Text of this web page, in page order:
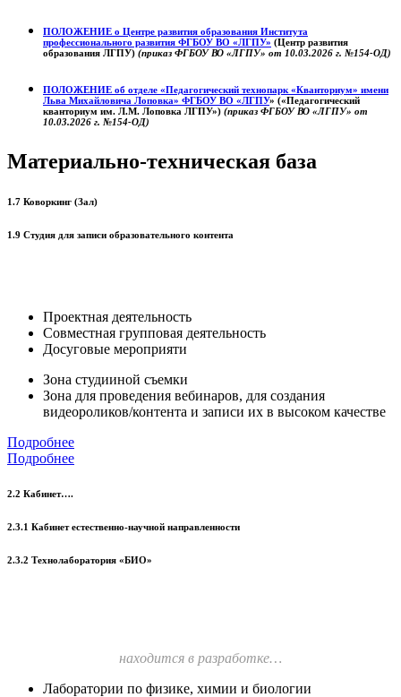
ПОЛОЖЕНИЕ о Центре развития образования Института
профессионального развития ФГБОУ ВО «ЛГПУ» (Центр развития
образования ЛГПУ) (приказ ФГБОУ ВО «ЛГПУ» от 10.03.2026 г. №154-ОД)
ПОЛОЖЕНИЕ об отделе «Педагогический технопарк «Кванториум» имени
Льва Михайловича Лоповка» ФГБОУ ВО «ЛГПУ» («Педагогический
кванториум им. Л.М. Лоповка ЛГПУ») (приказ ФГБОУ ВО «ЛГПУ» от
10.03.2026 г. №154-ОД)
Материально-техническая база
1.7 Коворкинг (Зал)
1.9 Студия для записи образовательного контента
Проектная деятельность
Совместная групповая деятельность
Досуговые мероприяти
Зона студииной съемки
Зона для проведения вебинаров, для создания
видеороликов/контента и записи их в высоком качестве
Подробнее
Подробнее
2.2 Кабинет….
2.3.1 Кабинет естественно-научной направленности
2.3.2 Технолаборатория «БИО»
находится в разработке…
Лаборатории по физике, химии и биологии